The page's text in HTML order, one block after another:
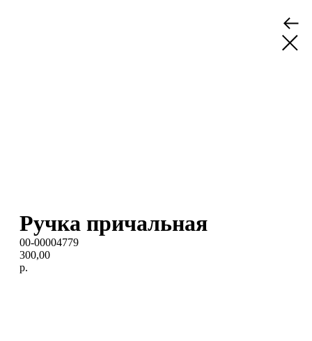
Ручка причальная
00-00004779
300,00
р.